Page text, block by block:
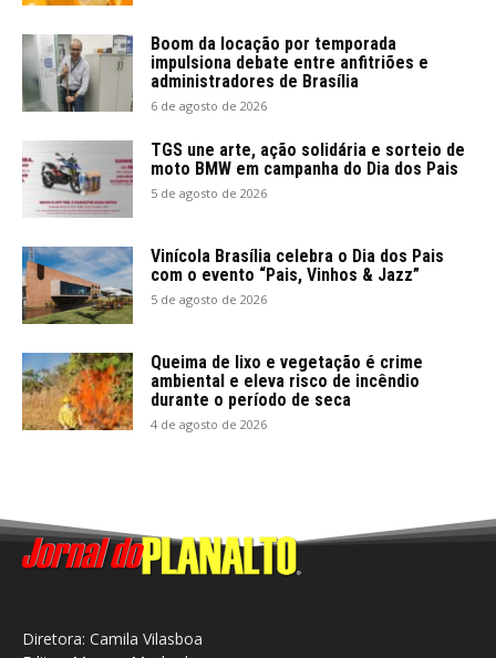
Boom da locação por temporada
impulsiona debate entre anfitriões e
administradores de Brasília
6 de agosto de 2026
TGS une arte, ação solidária e sorteio de
moto BMW em campanha do Dia dos Pais
5 de agosto de 2026
Vinícola Brasília celebra o Dia dos Pais
com o evento “Pais, Vinhos & Jazz”
5 de agosto de 2026
Queima de lixo e vegetação é crime
ambiental e eleva risco de incêndio
durante o período de seca
4 de agosto de 2026
Diretora: Camila Vilasboa